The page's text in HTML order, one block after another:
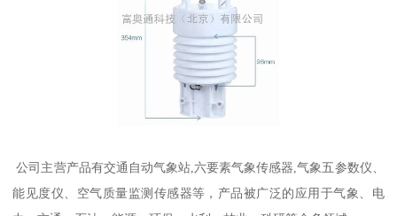
公司主营产品有交通自动气象站,六要素气象传感器,气象五参数仪、
能见度仪、空气质量监测传感器等，产品被广泛的应用于气象、电